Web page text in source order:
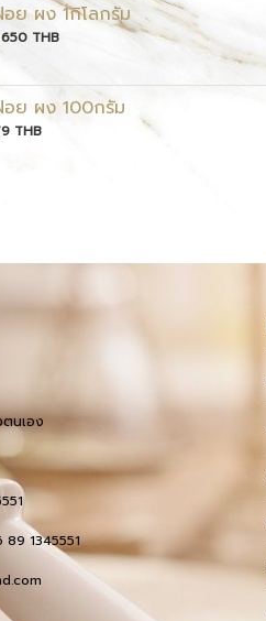
ย ผง 1กิโลกรัม
650 THB
ย ผง 100กรัม
THB
นเอง
1345551